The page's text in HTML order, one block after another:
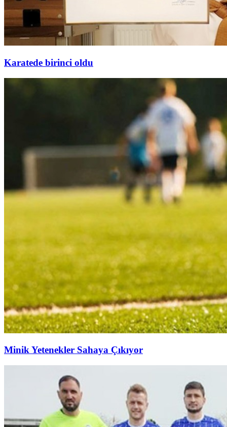
Karatede birinci oldu
Minik Yetenekler Sahaya Çıkıyor